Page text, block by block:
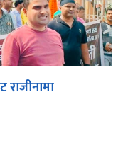
राजीनामा